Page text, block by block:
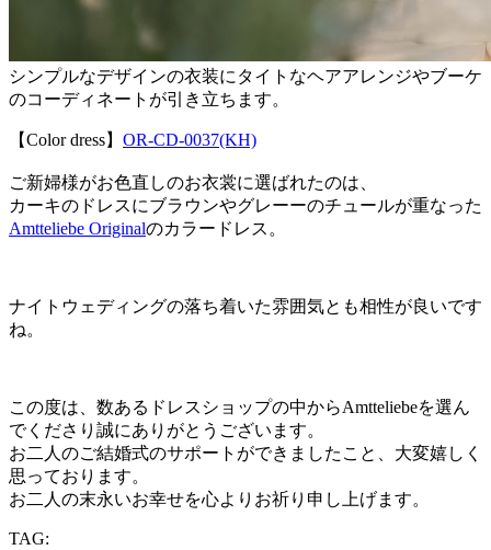
シンプルなデザインの衣装にタイトなヘアアレンジやブーケ
のコーディネートが引き立ちます。
【Color dress】 OR-CD-0037(KH)
ご新婦様がお色直しのお衣裳に選ばれたのは、
カーキのドレスにブラウンやグレーーのチュールが重なった
Amtteliebe Originalのカラードレス。
ナイトウェディングの落ち着いた雰囲気とも相性が良いです
ね。
この度は、数あるドレスショップの中からAmtteliebeを選ん
でくださり誠にありがとうございます。
お二人のご結婚式のサポートができましたこと、大変嬉しく
思っております。
お二人の末永いお幸せを心よりお祈り申し上げます。
TAG: